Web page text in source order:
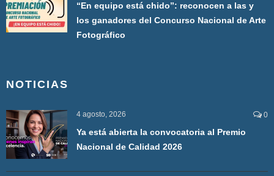
“En equipo está chido”: reconocen a las y
los ganadores del Concurso Nacional de Arte
Fotográfico
NOTICIAS
4 agosto, 2026 0
Ya está abierta la convocatoria al Premio
Nacional de Calidad 2026